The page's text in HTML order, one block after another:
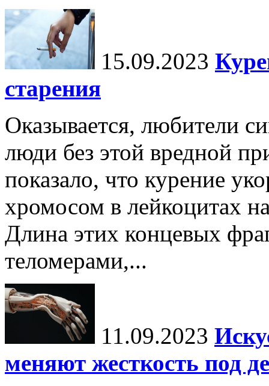
15.09.2023
старения
Оказывается, любители
люди без этой вредной
показало, что курение
хромосом в лейкоцитах
Длина этих концевых
теломерами,...
11.09.2023
меняют жесткость под